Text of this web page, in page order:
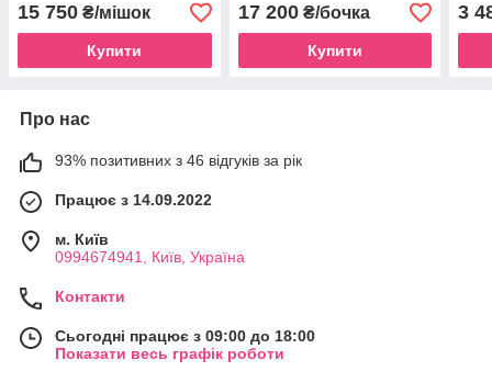
15 750 ₴/мішок
Купити
17 200₴/бочка
Купити
3
Про нас
93% позитивних з 46 відгуків за рік
Працює з 14.09.2022
м. Київ
0994674941, Київ, Україна
Контакти
Сьогодні працює з 09:00 до 18:00
Показати весь графік роботи